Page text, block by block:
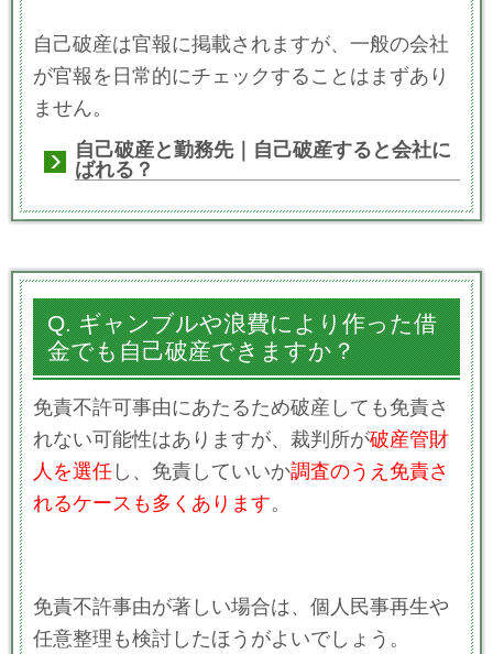
自己破産は官報に掲載されますが、一般の会社
が官報を日常的にチェックすることはまずあり
ません。
自己破産と勤務先｜自己破産すると会社に
ばれる？
Q. ギャンブルや浪費により作った借
金でも自己破産できますか？
免責不許可事由にあたるため破産しても免責さ
れない可能性はありますが、裁判所が破産管財
人を選任し、免責していいか調査のうえ免責さ
れるケースも多くあります。
免責不許事由が著しい場合は、個人民事再生や
任意整理も検討したほうがよいでしょう。